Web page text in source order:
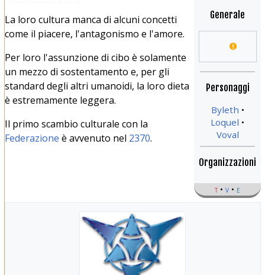
Generale
Personaggi
Byleth
Loquel
Voval
Organizzazioni
t v e
La loro cultura manca di alcuni concetti
come il piacere, l'antagonismo e l'amore.
Per loro l'assunzione di cibo è solamente
un mezzo di sostentamento e, per gli
standard degli altri umanoidi, la loro dieta
è estremamente leggera.
Il primo scambio culturale con la
Federazione è avvenuto nel 2370.